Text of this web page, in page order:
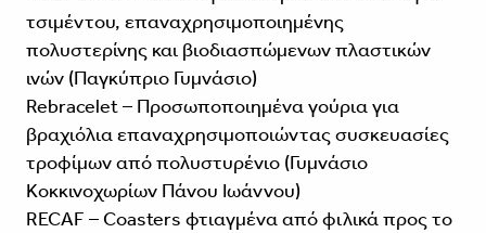
τσιμέντου, επαναχρησιμοποιημένης
πολυστερίνης και βιοδιασπώμενων πλαστικών
ινών (Παγκύπριο Γυμνάσιο)
Rebracelet – Προσωποποιημένα γούρια για
βραχιόλια επαναχρησιμοποιώντας συσκευασίες
τροφίμων από πολυστυρένιο (Γυμνάσιο
Κοκκινοχωρίων Πάνου Ιωάννου)
RECAF – Coasters φτιαγμένα από φιλικά προς το